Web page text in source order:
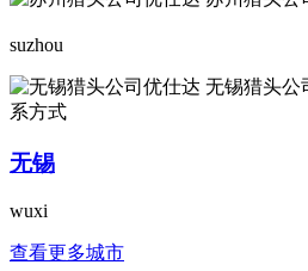
suzhou
无锡
wuxi
查看更多城市